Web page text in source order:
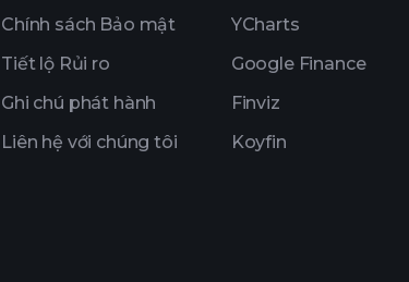
Chính sách Bảo mật
Tiết lộ Rủi ro
Ghi chú phát hành
Liên hệ với chúng tôi
YCharts
Google Finance
Finviz
Koyfin